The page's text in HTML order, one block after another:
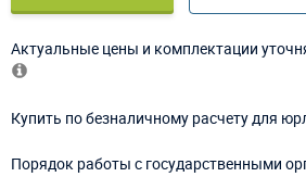
Актуальные цены и комплектации
Купить по безналичному расчету для
Порядок работы с государственными